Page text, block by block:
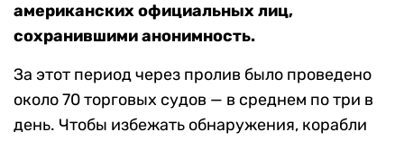
американских официальных лиц,
сохранившими анонимность.
За этот период через пролив было проведено
около 70 торговых судов — в среднем по три в
день. Чтобы избежать обнаружения, корабли